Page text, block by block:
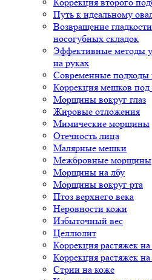
Путь к идеальному
Возвращение
носогубных складок
Эффективные методы
на руках
Современные подходы
Коррекция мешков под
Морщины вокруг глаз
Жировые отложения
Мимические морщины
Отечность лица
Малярные мешки
Межбровные морщины
Морщины на лбу
Морщины вокруг рта
Птоз верхнего века
Неровности кожи
Избыточный вес
Целлюлит
Коррекция растяжек на
Коррекция растяжек
Стрии на коже